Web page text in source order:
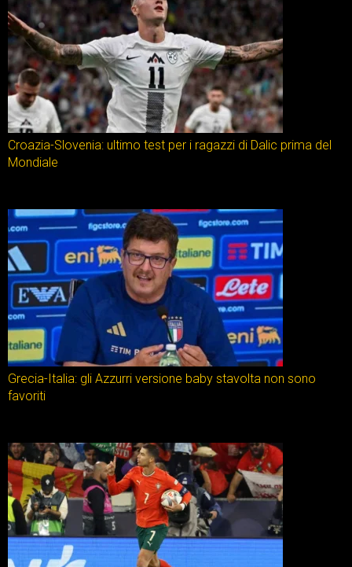
Croazia-Slovenia: ultimo test per i ragazzi di Dalic prima del
Mondiale
Grecia-Italia: gli Azzurri versione baby stavolta non sono
favoriti